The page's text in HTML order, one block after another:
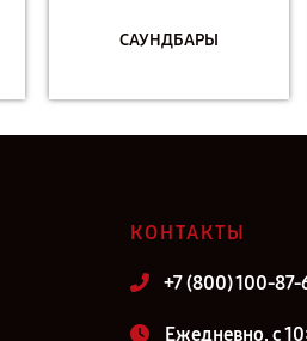
САУНДБАРЫ
КОНТАКТЫ
+7 (800) 100-87-
Ежедневно, с